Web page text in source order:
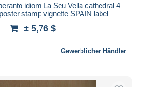
idiom La Seu Vella cathedral 4
stamp vignette SPAIN label
± 5,76 $
Gewerblicher Händler